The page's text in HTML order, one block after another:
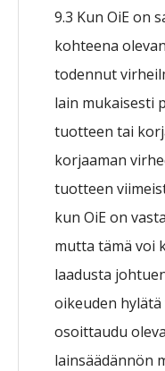
9.3 Kun OiE on
kohteena
todennut
lain mukaisesti
tuotteen tai
korjaaman
tuotteen
kun OiE on
mutta tämä voi
laadusta
oikeuden
osoittaudu
lainsäädännön